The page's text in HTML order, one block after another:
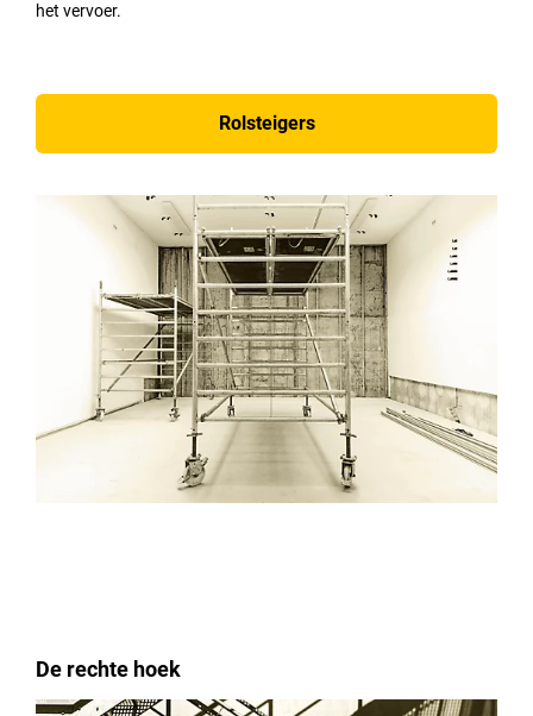
het vervoer.
Rolsteigers
De rechte hoek